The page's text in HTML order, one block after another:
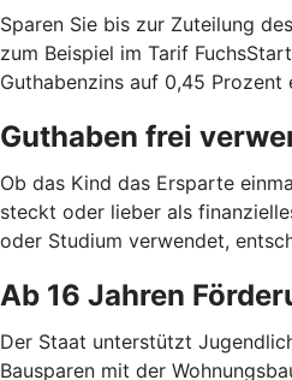
Sparen Sie bis zur Zuteilung
zum Beispiel im Tarif
Guthabenzins auf 0,45 Prozent
Guthaben frei
Ob das Kind das Ersparte
steckt oder lieber als
oder Studium verwendet,
Ab 16 Jahren
Der Staat unterstützt
Bausparen mit der